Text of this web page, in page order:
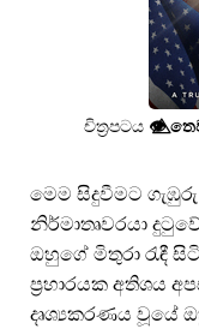
චිත්‍රපටය 👁️⃤
මෙම සිදුවීමට
නිර්මාතෘවරයා
ඔහුගේ මිතුරා රැඳී
ප්‍රහාරයක අතිශය
දෘශ්‍යකරණය වූයේ